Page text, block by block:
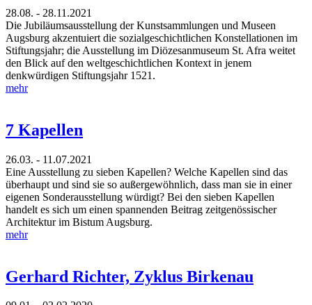
28.08. - 28.11.2021
Die Jubiläumsausstellung der Kunstsammlungen und Museen
Augsburg akzentuiert die sozialgeschichtlichen Konstellationen im
Stiftungsjahr; die Ausstellung im Diözesanmuseum St. Afra weitet
den Blick auf den weltgeschichtlichen Kontext in jenem
denkwürdigen Stiftungsjahr 1521.
mehr
7 Kapellen
26.03. - 11.07.2021
Eine Ausstellung zu sieben Kapellen? Welche Kapellen sind das
überhaupt und sind sie so außergewöhnlich, dass man sie in einer
eigenen Sonderausstellung würdigt? Bei den sieben Kapellen
handelt es sich um einen spannenden Beitrag zeitgenössischer
Architektur im Bistum Augsburg.
mehr
Gerhard Richter, Zyklus Birkenau